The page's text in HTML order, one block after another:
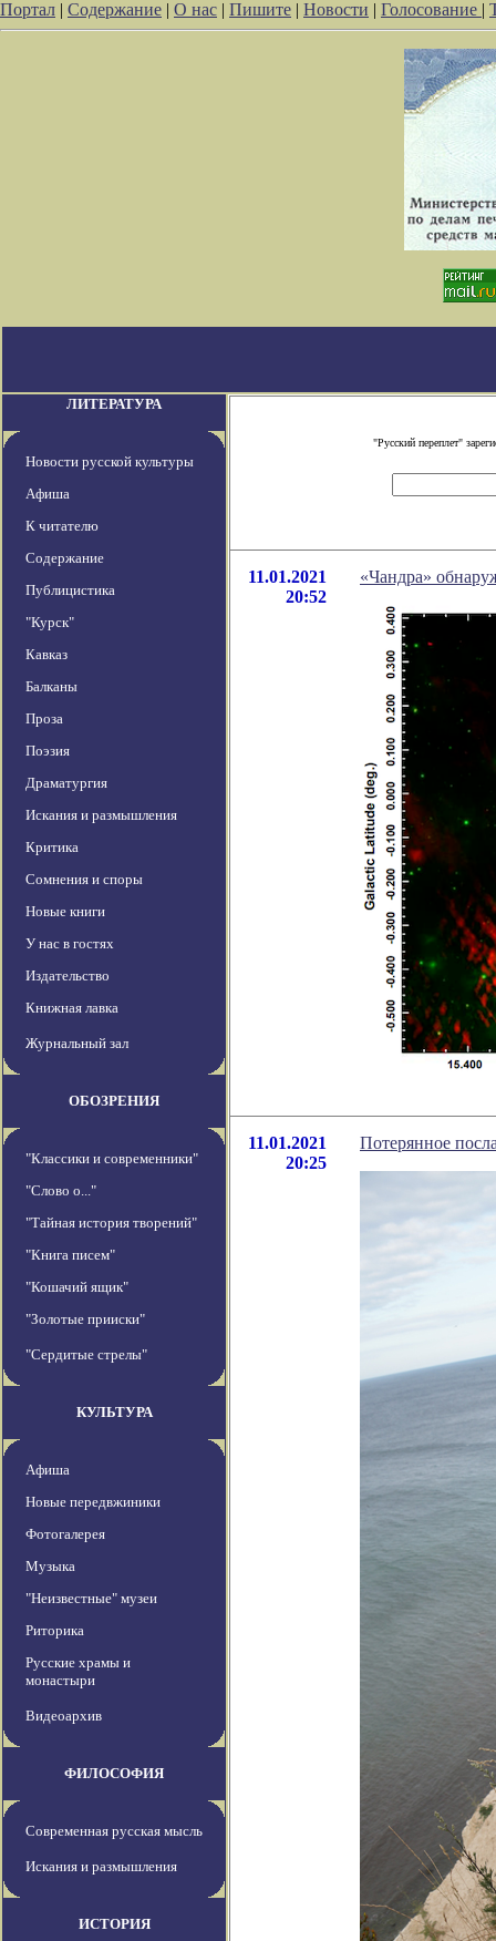
Портал | Содержание | О нас | Пишите | Новости | Голосование |
ЛИТЕРАТУРА
Новости русской культуры
Афиша
К читателю
Содержание
Публицистика
"Курск"
Кавказ
Балканы
Проза
Поэзия
Драматургия
Искания и размышления
Критика
Сомнения и споры
Новые книги
У нас в гостях
Издательство
Книжная лавка
Журнальный зал
ОБОЗРЕНИЯ
"Классики и современники"
"Слово о..."
"Тайная история творений"
"Книга писем"
"Кошачий ящик"
"Золотые прииски"
"Сердитые стрелы"
КУЛЬТУРА
Афиша
Новые передвжиники
Фотогалерея
Музыка
"Неизвестные" музеи
Риторика
Русские храмы и
монастыри
Видеоархив
ФИЛОСОФИЯ
Современная русская мысль
Искания и размышления
ИСТОРИЯ
"Русский переплет"
11.01.2021
20:52
«Чандра»
11.01.2021
20:25
Потерянное